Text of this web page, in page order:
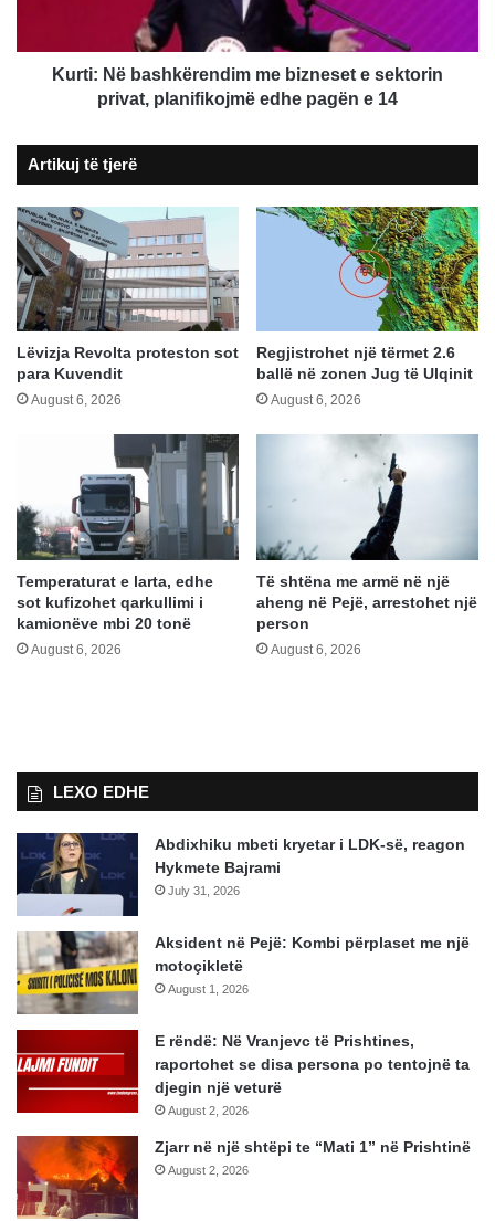
planifikojmë
14
Kurti: Në bashkërendim me bizneset e sektorin
privat, planifikojmë edhe pagën e 14
Artikuj të tjerë
Lëvizja Revolta proteston sot
para Kuvendit
August 6, 2026
Regjistrohet një tërmet 2.6
ballë në zonen Jug të Ulqinit
August 6, 2026
Temperaturat e larta, edhe
sot kufizohet qarkullimi i
kamionëve mbi 20 tonë
August 6, 2026
Të shtëna me armë në një
aheng në Pejë, arrestohet një
person
August 6, 2026
LEXO EDHE
Abdixhiku mbeti kryetar i LDK-së, reagon
Hykmete Bajrami
July 31, 2026
Aksident në Pejë: Kombi përplaset me një
motoçikletë
August 1, 2026
E rëndë: Në Vranjevc të Prishtines,
raportohet se disa persona po tentojnë ta
djegin një veturë
August 2, 2026
Zjarr në një shtëpi te “Mati 1” në Prishtinë
August 2, 2026